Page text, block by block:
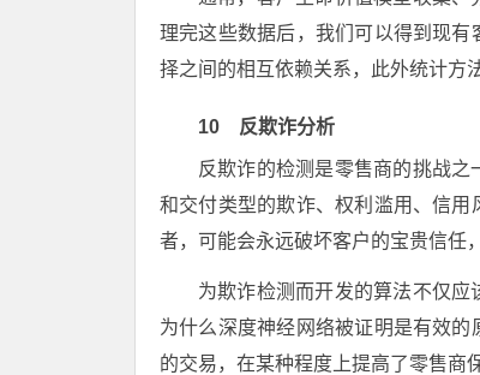
理完这些数据后，我们可以得到现
择之间的相互依赖关系，此外统计方
10 反欺诈分析
反欺诈的检测是零售商的挑战
和交付类型的欺诈、权利滥用、信
者，可能会永远破坏客户的宝贵信任
为欺诈检测而开发的算法不仅
为什么深度神经网络被证明是有效
的交易，在某种程度上提高了零售商